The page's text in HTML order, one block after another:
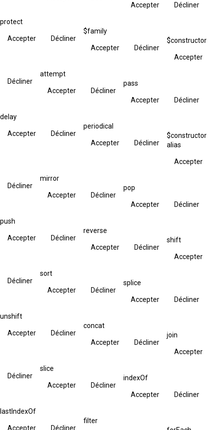
Accepter Décliner
protect
Accepter Décliner
$family
Accepter Décliner
$constructor
Accepter
Décliner
attempt
Accepter Décliner
pass
Accepter Décliner
delay
Accepter Décliner
periodical
Accepter Décliner
$constructor
alias
Accepter
Décliner
mirror
Accepter Décliner
pop
Accepter Décliner
push
Accepter Décliner
reverse
Accepter Décliner
shift
Accepter
Décliner
sort
Accepter Décliner
splice
Accepter Décliner
unshift
Accepter Décliner
concat
Accepter Décliner
join
Accepter
Décliner
slice
Accepter Décliner
indexOf
Accepter Décliner
lastIndexOf
Accepter Décliner
filter